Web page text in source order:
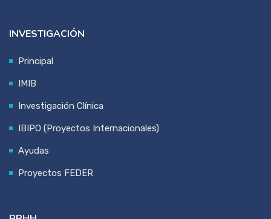
INVESTIGACIÓN
Principal
IMIB
Investigación Clínica
IBIPO (Proyectos Internacionales)
Ayudas
Proyectos FEDER